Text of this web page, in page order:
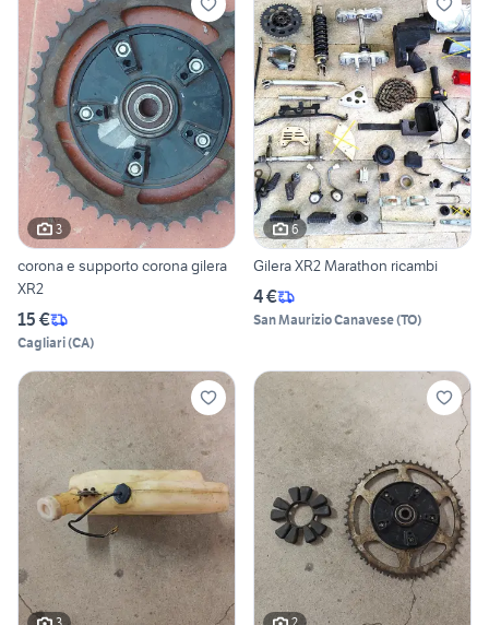
3
corona e supporto corona gilera
XR2
15 €
Cagliari(CA)
6
Gilera XR2 Marathon ricambi
4 €
San Maurizio Canavese(TO)